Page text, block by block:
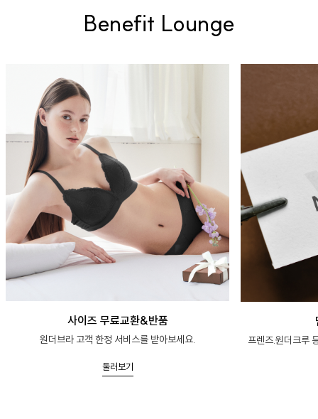
Benefit Lounge
사이즈 무료교환&반품
원더브라 고객 한정 서비스를 받아보세요.
둘러보기
프렌즈.원더크루